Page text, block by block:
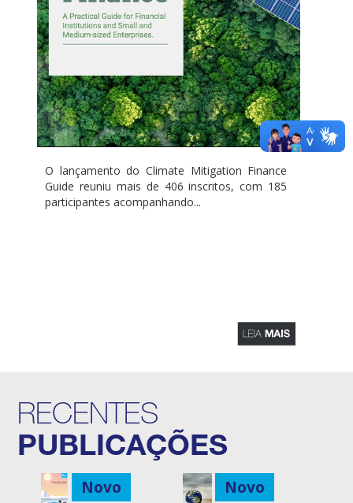
O lançamento do Climate Mitigation Finance
Guide reuniu mais de 406 inscritos, com 185
participantes acompanhando...
RECENTES
PUBLICAÇÕES
Novo Novo